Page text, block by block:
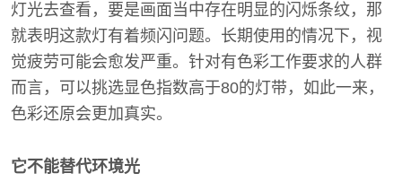
灯光去查看，要是画面当中存在明显的闪烁条纹，那
就表明这款灯有着频闪问题。长期使用的情况下，视
觉疲劳可能会愈发严重。针对有色彩工作要求的人群
而言，可以挑选显色指数高于80的灯带，如此一来，
色彩还原会更加真实。
它不能替代环境光